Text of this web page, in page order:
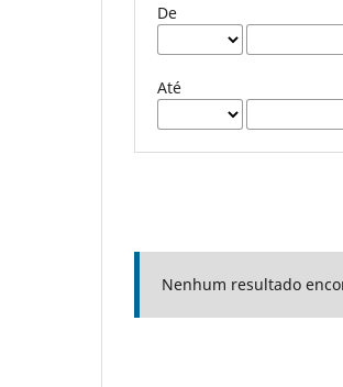
De
Até
Nenhum resultado